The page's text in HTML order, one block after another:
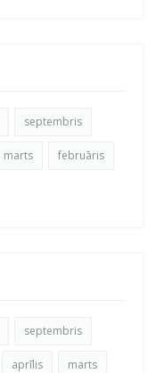
septembris
marts februāris
septembris
aprīlis marts